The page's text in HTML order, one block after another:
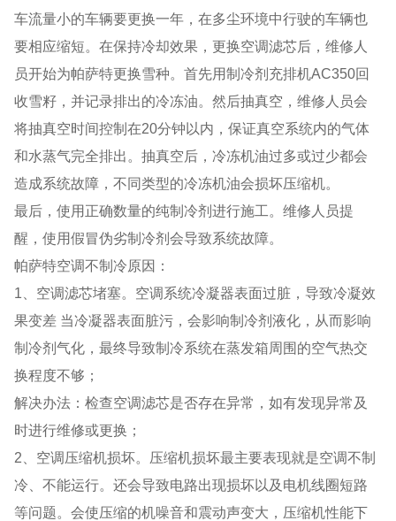
车流量小的车辆要更换一年，在多尘环境中行驶的车辆也
要相应缩短。在保持冷却效果，更换空调滤芯后，维修人
员开始为帕萨特更换雪种。首先用制冷剂充排机AC350回
收雪籽，并记录排出的冷冻油。然后抽真空，维修人员会
将抽真空时间控制在20分钟以内，保证真空系统内的气体
和水蒸气完全排出。抽真空后，冷冻机油过多或过少都会
造成系统故障，不同类型的冷冻机油会损坏压缩机。
最后，使用正确数量的纯制冷剂进行施工。维修人员提
醒，使用假冒伪劣制冷剂会导致系统故障。
帕萨特空调不制冷原因：
1、空调滤芯堵塞。空调系统冷凝器表面过脏，导致冷凝效
果变差 当冷凝器表面脏污，会影响制冷剂液化，从而影响
制冷剂气化，最终导致制冷系统在蒸发箱周围的空气热交
换程度不够；
解决办法：检查空调滤芯是否存在异常，如有发现异常及
时进行维修或更换；
2、空调压缩机损坏。压缩机损坏最主要表现就是空调不制
冷、不能运行。还会导致电路出现损坏以及电机线圈短路
等问题。会使压缩的机噪音和震动声变大，压缩机性能下